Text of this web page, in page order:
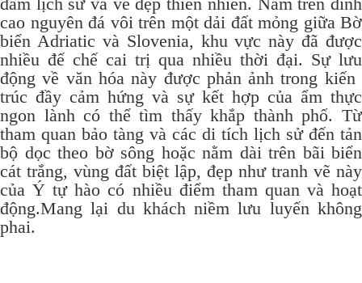
cao nguyên đá vôi trên một dải đất mỏng giữa Bờ
biển Adriatic và Slovenia, khu vực này đã được
nhiều đế chế cai trị qua nhiều thời đại. Sự lưu
động về văn hóa này được phản ảnh trong kiến ​​
trúc đầy cảm hứng và sự kết hợp của ẩm thực
ngon lành có thể tìm thấy khắp thành phố. Từ
tham quan bảo tàng và các di tích lịch sử đến tản
bộ dọc theo bờ sông hoặc nằm dài trên bãi biển
cát trắng, vùng đất biệt lập, đẹp như tranh vẽ này
của Ý tự hào có nhiều điểm tham quan và hoạt
động.Mang lại du khách niềm lưu luyến không
phai.